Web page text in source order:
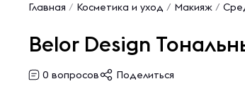
Главная / Косметика и уход / Макияж /
Belor Design
0 вопросов Поделиться